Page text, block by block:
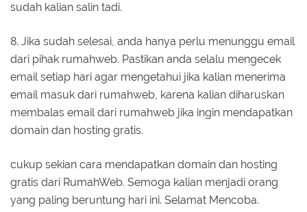
sudah kalian salin tadi.
8. Jika sudah selesai, anda hanya perlu menunggu email
dari pihak rumahweb. Pastikan anda selalu mengecek
email setiap hari agar mengetahui jika kalian menerima
email masuk dari rumahweb, karena kalian diharuskan
membalas email dari rumahweb jika ingin mendapatkan
domain dan hosting gratis.
cukup sekian cara mendapatkan domain dan hosting
gratis dari RumahWeb. Semoga kalian menjadi orang
yang paling beruntung hari ini. Selamat Mencoba.